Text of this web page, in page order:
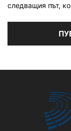
следващия път,